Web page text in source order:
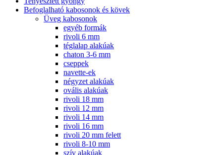
Befoglalható kabosonok és kövek
Üveg kabosonok
egyéb formák
rivoli 6 mm
téglalap alakúak
chaton 3-6 mm
cseppek
navette-ek
négyzet alakúak
ovális alakúak
rivoli 18 mm
rivoli 12 mm
rivoli 14 mm
rivoli 16 mm
rivoli 20 mm felett
rivoli 8-10 mm
szív alakúak